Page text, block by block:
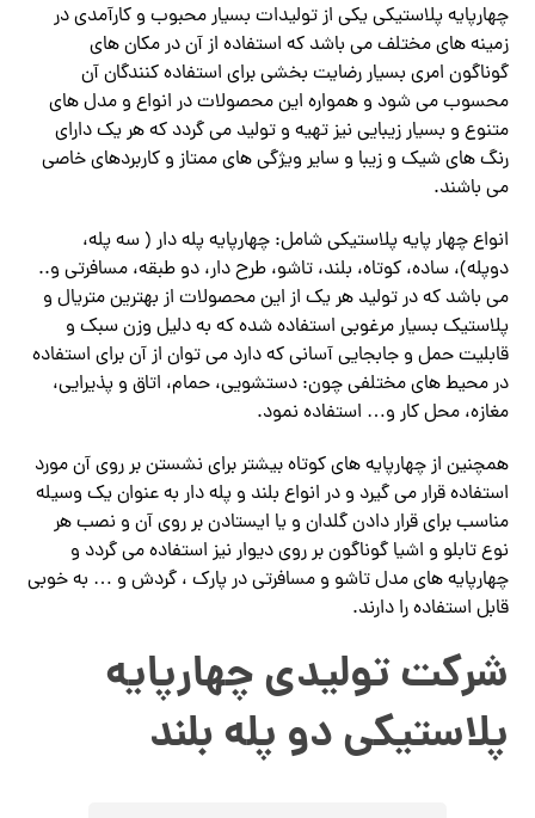
چهارپایه پلاستیکی یکی از تولیدات بسیار محبوب و کارآمدی در
زمینه های مختلف می باشد که استفاده از آن در مکان های
گوناگون امری بسیار رضایت بخشی برای استفاده کنندگان آن
محسوب می شود و همواره این محصولات در انواع و مدل های
متنوع و بسیار زیبایی نیز تهیه و تولید می گردد که هر یک دارای
رنگ های شیک و زیبا و سایر ویژگی های ممتاز و کاربردهای خاصی
می باشند.
انواع چهار پایه پلاستیکی شامل: چهارپایه پله دار ( سه پله،
دوپله)، ساده، کوتاه، بلند، تاشو، طرح دار، دو طبقه، مسافرتی و..
می باشد که در تولید هر یک از این محصولات از بهترین متریال و
پلاستیک بسیار مرغوبی استفاده شده که به دلیل وزن سبک و
قابلیت حمل و جابجایی آسانی که دارد می توان از آن برای استفاده
در محیط های مختلفی چون: دستشویی، حمام، اتاق و پذیرایی،
مغازه، محل کار و… استفاده نمود.
همچنین از چهارپایه های کوتاه بیشتر برای نشستن بر روی آن مورد
استفاده قرار می گیرد و در انواع بلند و پله دار به عنوان یک وسیله
مناسب برای قرار دادن گلدان و یا ایستادن بر روی آن و نصب هر
نوع تابلو و اشیا گوناگون بر روی دیوار نیز استفاده می گردد و
چهارپایه های مدل تاشو و مسافرتی در پارک ، گردش و … به خوبی
قابل استفاده را دارند.
شرکت تولیدی چهارپایه
پلاستیکی دو پله بلند